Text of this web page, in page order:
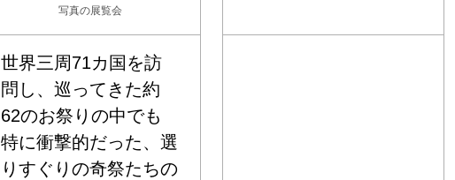
写真の展覧会
世界三周71カ国を訪
問し、巡ってきた約
62のお祭りの中でも
特に衝撃的だった、選
りすぐりの奇祭たちの